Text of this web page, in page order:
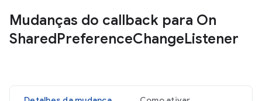
Mudanças do callback para On
SharedPreferenceChangeListener